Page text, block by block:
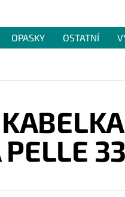
OPASKY OSTATNÍ